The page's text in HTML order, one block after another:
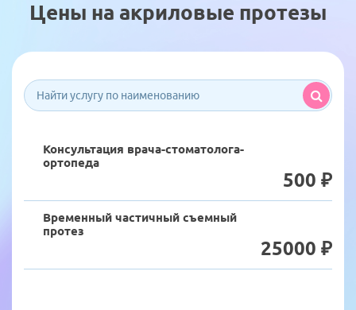
Цены на акриловые протезы
Консультация врача-стоматолога-
ортопеда
500 ₽
Временный частичный съемный
протез
25000 ₽